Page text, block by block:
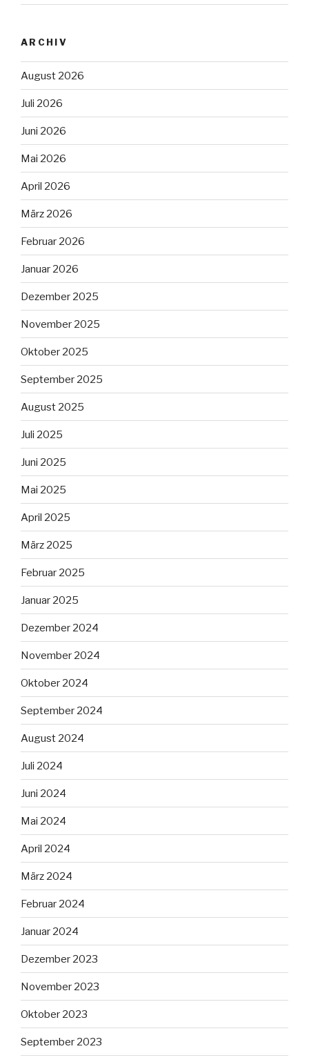
ARCHIV
August 2026
Juli 2026
Juni 2026
Mai 2026
April 2026
März 2026
Februar 2026
Januar 2026
Dezember 2025
November 2025
Oktober 2025
September 2025
August 2025
Juli 2025
Juni 2025
Mai 2025
April 2025
März 2025
Februar 2025
Januar 2025
Dezember 2024
November 2024
Oktober 2024
September 2024
August 2024
Juli 2024
Juni 2024
Mai 2024
April 2024
März 2024
Februar 2024
Januar 2024
Dezember 2023
November 2023
Oktober 2023
September 2023